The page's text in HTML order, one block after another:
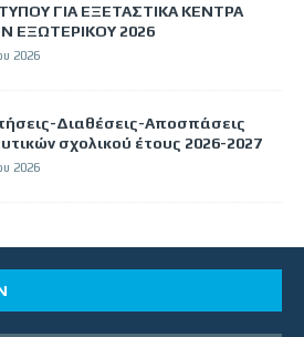
ΓΙΑ ΕΞΕΤΑΣΤΙΚΑ ΚΕΝΤΡΑ
ΕΞΩΤΕΡΙΚΟΥ 2026
2026
Διαθέσεις-Αποσπάσεις
σχολικού έτους 2026-2027
2026